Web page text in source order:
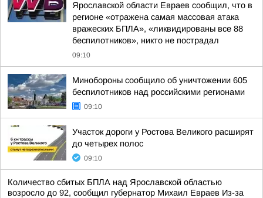
Ярославской области Евраев сообщил, что в
регионе «отражена самая массовая атака
вражеских БПЛА», «ликвидированы все 88
беспилотников», никто не пострадал
09:10
Минобороны сообщило об уничтожении 605
беспилотников над российскими регионами
09:10
Участок дороги у Ростова Великого расширят
до четырех полос
09:10
Количество сбитых БПЛА над Ярославской областью
возросло до 92, сообщил губернатор Михаил Евраев Из-за